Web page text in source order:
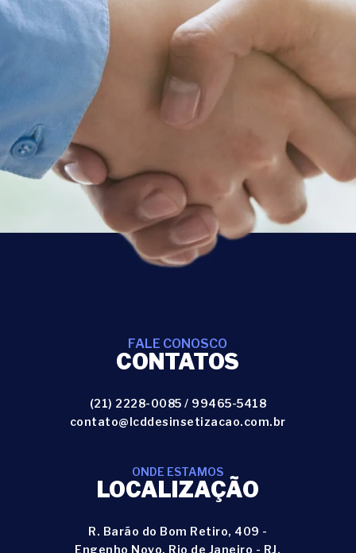
FALE CONOSCO
CONTATOS
(21) 2228-0085 / 99465-5418
contato@lcddesinsetizacao.com.br
ONDE ESTAMOS
LOCALIZAÇÃO
R. Barão do Bom Retiro, 409 -
Engenho Novo, Rio de Janeiro - RJ,